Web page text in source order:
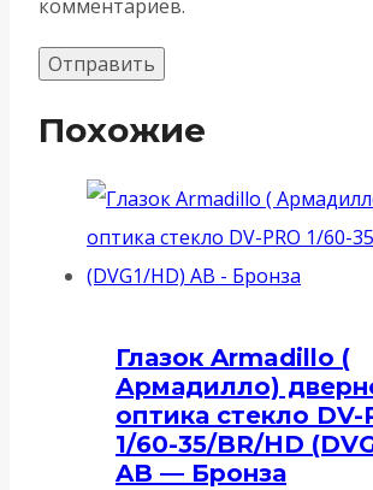
комментариев.
Похожие
Глазок Armadillo (
Армадилло)
оптика стекло DV-
1/60-35/BR/HD
AB — Бронза